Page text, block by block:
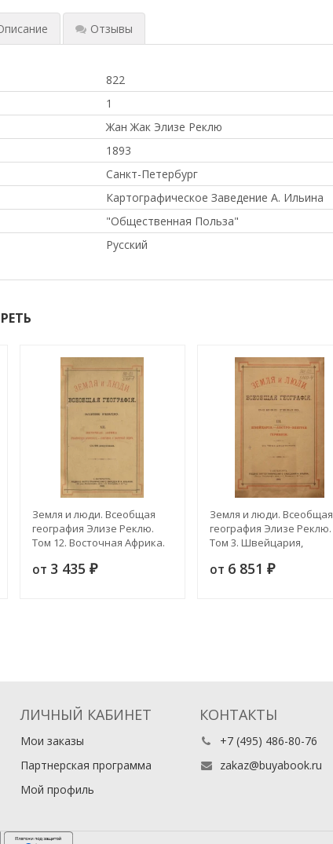
Отзывы
822
1
Жан Жак Элизе Реклю
1893
Санкт-Петербург
Картографическое Заведение А. Ильина
"Общественная Польза"
Русский
Земля и люди. Всеобщая
география Элизе Реклю.
Том 12. Восточная Африка.
Сенегамбия и Восточный
от 3 435 ₽
Земля и люди. Всеобщая
география Элизе Реклю.
Том 3. Швейцария,
от 6 851 ₽
ЛИЧНЫЙ КАБИНЕТ
Мои заказы
Партнерская программа
Мой профиль
КОНТАКТЫ
+7 (495) 486-80-76
zakaz@buyabook.ru